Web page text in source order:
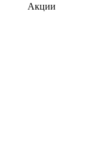
Акции